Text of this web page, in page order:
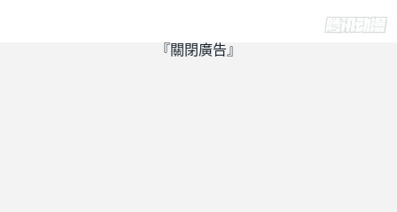
『關閉廣告』